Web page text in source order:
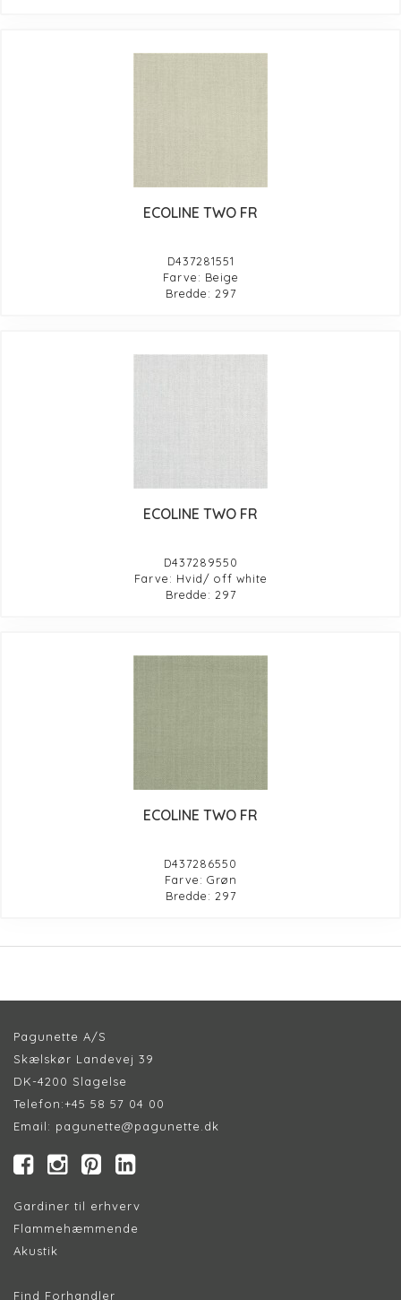
ECOLINE TWO FR
D437281551
Farve: Beige
Bredde: 297
ECOLINE TWO FR
D437289550
Farve: Hvid/ off white
Bredde: 297
ECOLINE TWO FR
D437286550
Farve: Grøn
Bredde: 297
Pagunette A/S
Skælskør Landevej 39
DK-4200 Slagelse
Telefon:+45 58 57 04 00
Email: pagunette@pagunette.dk
Gardiner til erhverv
Flammehæmmende
Akustik
Find Forhandler